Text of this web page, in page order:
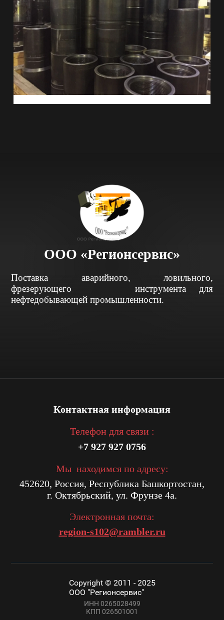
ООО «Регионсервис»
Поставка аварийного, ловильного,
фрезерующего инструмента для
нефтедобывающей промышленности.
Контактная информация
Телефон для связи :
+7 927 927 0756
Мы находимся по адресу:
452620, Россия, Республика Башкортостан,
г. Октябрьский, ул. Фрунзе 4а.
Электронная почта:
region-s102@rambler.ru
Copyright © 2011 - 2025
ООО "Регионсервис"
ИНН 0265028499
КПП 026501001